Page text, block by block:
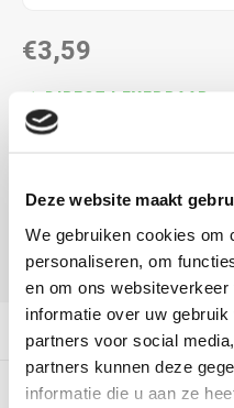
Deze website maakt
We gebruiken cookies om
personaliseren, om
en om ons
informatie over uw
partners voor social
partners kunnen deze
informatie die u aan ze
€3,59
DIRECT LEVERBAAR
DELEN:
Productomschrijving
Tags